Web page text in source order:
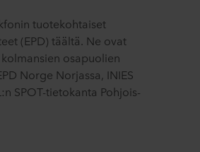
tuotekohtaiset
(EPD) täältä. Ne ovat
osapuolien
Norge Norjassa, INIES
SPOT-tietokanta Pohjois-